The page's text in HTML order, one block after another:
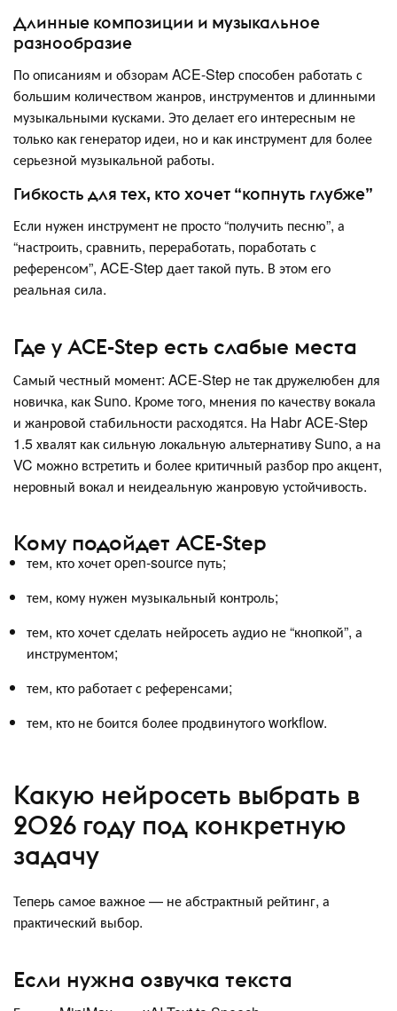
Длинные композиции и музыкальное
разнообразие
По описаниям и обзорам ACE-Step способен работать с
большим количеством жанров, инструментов и длинными
музыкальными кусками. Это делает его интересным не
только как генератор идеи, но и как инструмент для более
серьезной музыкальной работы.
Гибкость для тех, кто хочет “копнуть глубже”
Если нужен инструмент не просто “получить песню”, а
“настроить, сравнить, переработать, поработать с
референсом”, ACE-Step дает такой путь. В этом его
реальная сила.
Где у ACE-Step есть слабые места
Самый честный момент: ACE-Step не так дружелюбен для
новичка, как Suno. Кроме того, мнения по качеству вокала
и жанровой стабильности расходятся. На Habr ACE-Step
1.5 хвалят как сильную локальную альтернативу Suno, а на
VC можно встретить и более критичный разбор про акцент,
неровный вокал и неидеальную жанровую устойчивость.
Кому подойдет ACE-Step
тем, кто хочет open-source путь;
тем, кому нужен музыкальный контроль;
тем, кто хочет сделать нейросеть аудио не “кнопкой”, а
инструментом;
тем, кто работает с референсами;
тем, кто не боится более продвинутого workflow.
Какую нейросеть выбрать в
2026 году под конкретную
задачу
Теперь самое важное — не абстрактный рейтинг, а
практический выбор.
Если нужна озвучка текста